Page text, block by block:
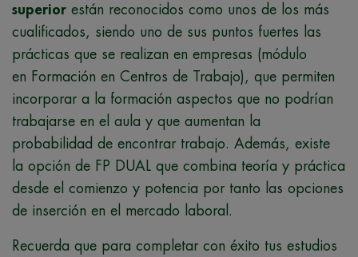
superior están reconocidos como unos de los más
cualificados, siendo uno de sus puntos fuertes las
prácticas que se realizan en empresas (módulo
en Formación en Centros de Trabajo), que permiten
incorporar a la formación aspectos que no podrían
trabajarse en el aula y que aumentan la
probabilidad de encontrar trabajo. Además, existe
la opción de FP DUAL que combina teoría y práctica
desde el comienzo y potencia por tanto las opciones
de inserción en el mercado laboral.
Recuerda que para completar con éxito tus estudios